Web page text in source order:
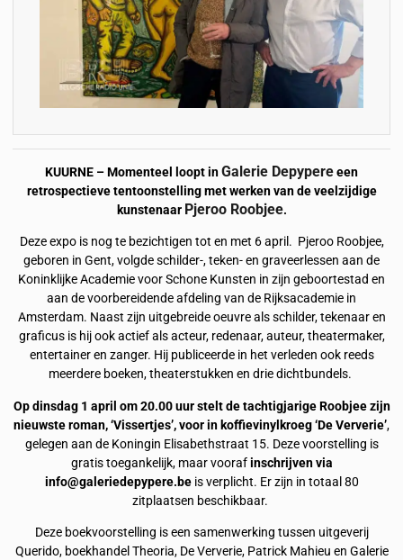
KUURNE – Momenteel loopt inGalerie Depypereeen
retrospectieve tentoonstelling met werken van de veelzijdige
kunstenaar Pjeroo Roobjee.
Deze expo is nog te bezichtigen tot en met 6 april. Pjeroo Roobjee,
geboren in Gent, volgde schilder-, teken- en graveerlessen aan de
Koninklijke Academie voor Schone Kunsten in zijn geboortestad en
aan de voorbereidende afdeling van de Rijksacademie in
Amsterdam. Naast zijn uitgebreide oeuvre als schilder, tekenaar en
graficus is hij ook actief als acteur, redenaar, auteur, theatermaker,
entertainer en zanger. Hij publiceerde in het verleden ook reeds
meerdere boeken, theaterstukken en drie dichtbundels.
Op dinsdag 1 april om 20.00 uur stelt de tachtigjarige Roobjee zijn
nieuwste roman, ‘Vissertjes’, voor in koffievinylkroeg ‘De Ververie’,
gelegen aan de Koningin Elisabethstraat 15. Deze voorstelling is
gratis toegankelijk, maar voorafinschrijven via
info@galeriedepypere.beis verplicht. Er zijn in totaal 80
zitplaatsen beschikbaar.
Deze boekvoorstelling is een samenwerking tussen uitgeverij
Querido, boekhandel Theoria, De Ververie, Patrick Mahieu en Galerie